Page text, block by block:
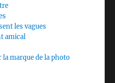
les vagues
amical
la marque de la photo